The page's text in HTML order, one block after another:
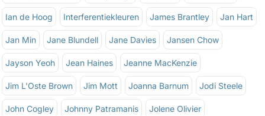
Ian de Hoog Interferentiekleuren James Brantley Jan Hart
Jan Min Jane Blundell Jane Davies Jansen Chow
Jayson Yeoh Jean Haines Jeanne MacKenzie
Jim L'Oste Brown Jim Mott Joanna Barnum Jodi Steele
John Cogley Johnny Patramanis Jolene Olivier